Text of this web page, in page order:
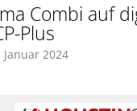
Combi auf
Plus
Januar 2024